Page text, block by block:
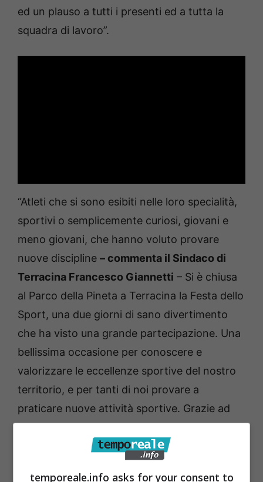
ed un plauso a tutti i presenti ed a tutta la
squadra di lavoro”.
“Atleti che si sono esibiti nelle loro specialità,
sportivi o semplicemente curiosi, giovani e
meno giovani, che hanno voluto provare
nuove discipline – commenta il Sindaco di
Terracina Francesco Giannetti – Si è chiusa
al Parco della Pineta a Terracina la Festa dello
Sport, una due giorni di sano divertimento
che ha visto una grande partecipazione. Una
bellissima occasione per conoscere e
valorizzare le eccellenze sportive del nostro
territorio, e per tanti di noi provare a
praticare nuove attività sportive. Grazie ad
Opes per l’organizzazione, alle tante
associazioni per il loro entusiasmo e la loro
temporeale.info asks for your consent to